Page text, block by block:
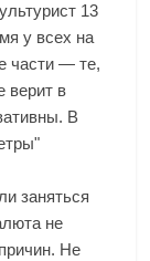
13
у всех на
части — те,
верит в
В
заняться
не
Не